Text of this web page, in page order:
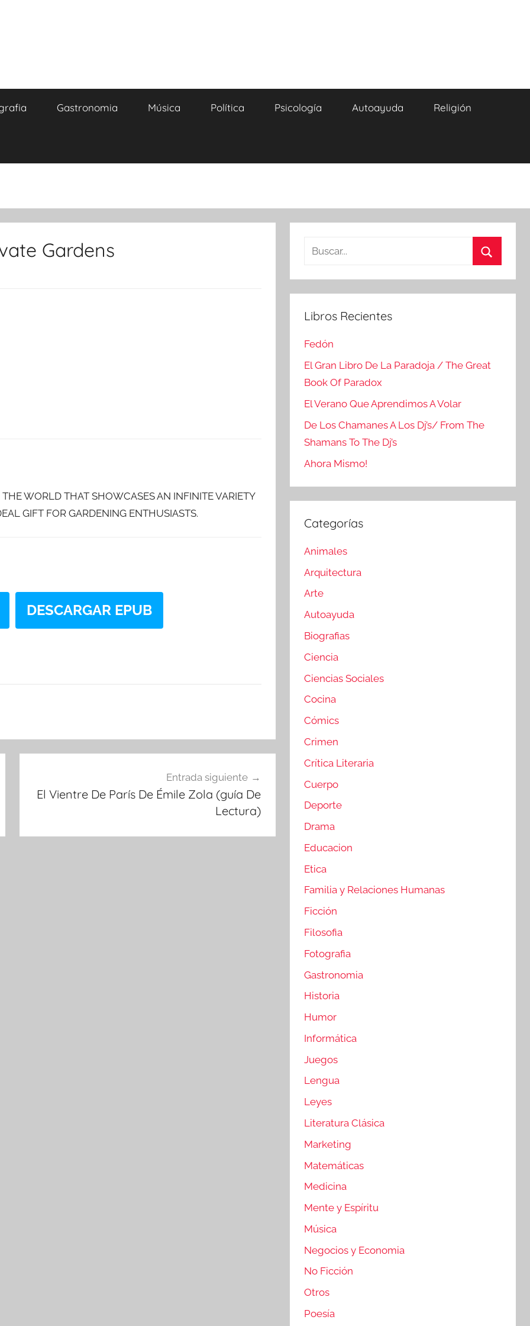
Gastronomia Música Política Psicología Autoayuda Religión
Gardens
WORLD THAT SHOWCASES AN INFINITE VARIETY
GIFT FOR GARDENING ENTHUSIASTS.
DESCARGAR EPUB
Entrada siguiente
El Vientre De París De Émile Zola (guía De
Lectura)
Buscar:
Libros Recientes
Fedón
El Gran Libro De La Paradoja / The Great
Book Of Paradox
El Verano Que Aprendimos A Volar
De Los Chamanes A Los Dj’s/ From The
Shamans To The Dj’s
Ahora Mismo!
Categorías
Animales
Arquitectura
Arte
Autoayuda
Biografias
Ciencia
Ciencias Sociales
Cocina
Cómics
Crimen
Crítica Literaria
Cuerpo
Deporte
Drama
Educacion
Etica
Familia y Relaciones Humanas
Ficción
Filosofia
Fotografia
Gastronomia
Historia
Humor
Informática
Juegos
Lengua
Leyes
Literatura Clásica
Marketing
Matemáticas
Medicina
Mente y Espíritu
Música
Negocios y Economia
No Ficción
Otros
Poesía